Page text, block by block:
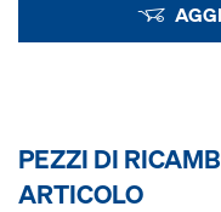
PEZZI DI
ARTICOLO